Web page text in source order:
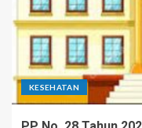
KESEHATAN